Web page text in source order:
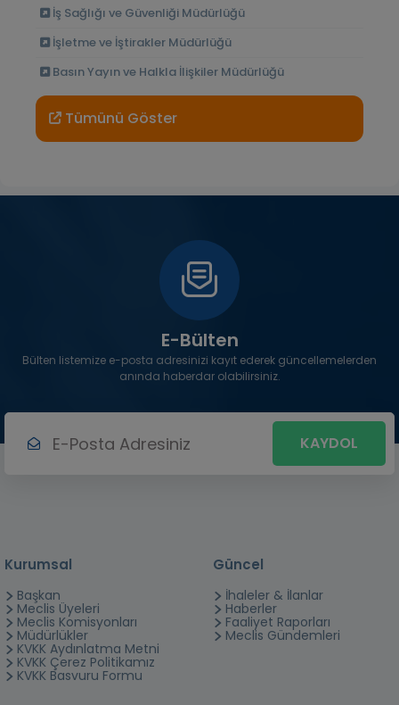
İş Sağlığı ve Güvenliği Müdürlüğü
İşletme ve İştirakler Müdürlüğü
Basın Yayın ve Halkla İlişkiler Müdürlüğü
Tümünü Göster
E-Bülten
Bülten listemize e-posta adresinizi kayıt ederek güncellemelerden
anında haberdar olabilirsiniz.
KAYDOL
Kurumsal
Başkan
Meclis Üyeleri
Meclis Komisyonları
Müdürlükler
KVKK Aydınlatma Metni
KVKK Çerez Politikamız
KVKK Basvuru Formu
Güncel
İhaleler & İlanlar
Haberler
Faaliyet Raporları
Meclis Gündemleri